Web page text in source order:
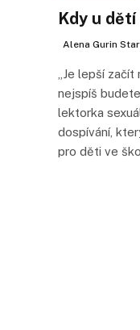
Kdy u
Alena Gurin
„Je lepší
nejspíš
lektorka
dospívání,
pro děti ve